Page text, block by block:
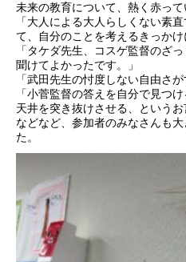
未来の教育について、熱く赤って
「大人による大人らしくない素
て、自分のことを考えるきっかけ
「タケダ先生、コスゲ監督のざ
聞けてよかったです。」
「武田先生の忖度しない自由さが
「小菅監督の答えを自分で見つ
天井を突き抜けさせる、というお
などなど、参加者のみなさんも
た。